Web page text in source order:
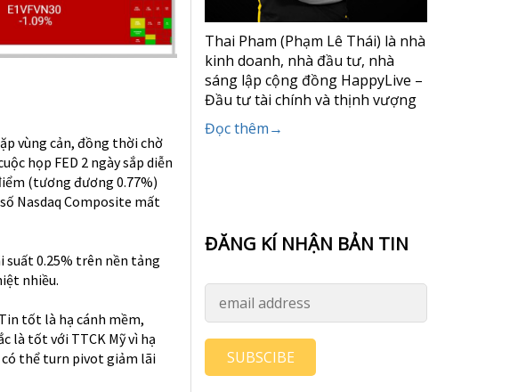
vùng cản, đồng thời chờ
họp FED 2 ngày sắp diễn
(tương đương 0.77%)
Nasdaq Composite mất
suất 0.25% trên nền tảng
nhiều.
tốt là hạ cánh mềm,
là tốt với TTCK Mỹ vì hạ
có thể turn pivot giảm lãi
Thai Pham (Phạm Lê Thái) là nhà
kinh doanh, nhà đầu tư, nhà
sáng lập cộng đồng HappyLive –
Đầu tư tài chính và thịnh vượng
Đọc thêm→
ĐĂNG KÍ NHẬN BẢN TIN
SUBSCIBE